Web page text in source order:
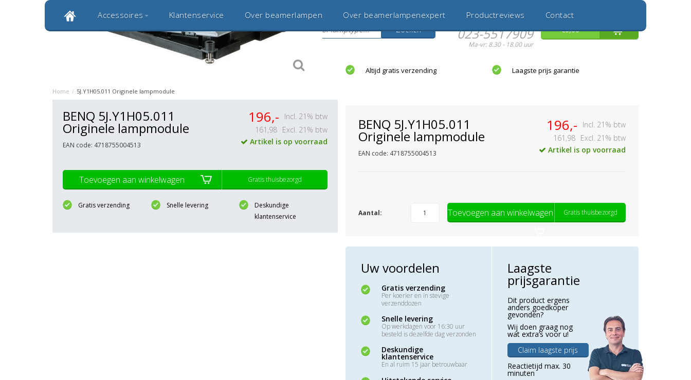
Inloggen
Klantbeoordeling 9,0
Bekijk alle 1000+ reviews
Zoeken
Hulp nodig?
023-5517909
Ma-vr: 8.30 - 18.00 uur
€0,00
Accessoires Klantenservice Over beamerlampen Over beamerlampenexpert Productreviews Contact
20 jaar betrouwbaar en ervaren Altijd gratis verzending Laagste prijs garantie
Home / 5J.Y1H05.011 Originele lampmodule
BENQ 5J.Y1H05.011
Originele lampmodule
EAN code: 4718755004513
196,-
Incl. 21% btw
161,98 Excl. 21% btw
Artikel is op voorraad
Toevoegen aan winkelwagen Gratis thuisbezorgd
Gratis verzending Snelle levering
Deskundige
klantenservice
BENQ 5J.Y1H05.011
Originele lampmodule
EAN code: 4718755004513
196,-
Incl. 21% btw
161,98 Excl. 21% btw
Artikel is op voorraad
Aantal: Toevoegen aan winkelwagen Gratis thuisbezorgd
Uw voordelen
Gratis verzending
Per koerier en in stevige
verzenddozen
Snelle levering
Op werkdagen voor 16:30 uur
besteld is dezelfde dag verzonden
Deskundige
klantenservice
En al ruim 15 jaar betrouwbaar
Laagste
prijsgarantie
Dit product ergens
anders goedkoper
gevonden?
Wij doen graag nog
wat extra’s voor u!
Claim laagste prijs
Reactietijd max. 30
minuten